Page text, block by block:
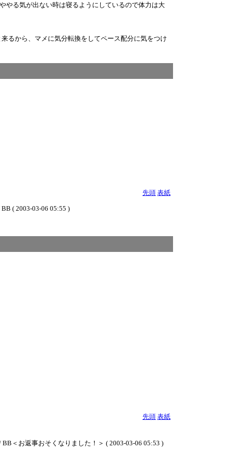
やる気が出ない時は寝るようにしているので体力は大
るから、マメに気分転換をしてペース配分に気をつけ
先頭 表紙
( 2003-03-06 05:55 )
先頭 表紙
＜お返事おそくなりました！＞ ( 2003-03-06 05:53 )